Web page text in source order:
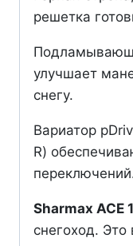
решетка
улучшает
снегу.
Вариатор
R)
Sharmax ACE
снегоход. Это